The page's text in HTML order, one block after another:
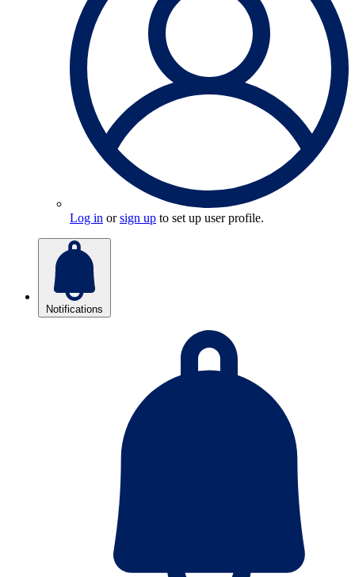
Log in orsign up to set up user profile.
Notifications